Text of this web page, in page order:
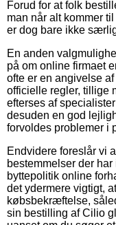
Forud for at folk
man når alt kommer
er dog bare ikke
En anden
på om online firmaet
ofte er en angivelse
officielle regler, tillige
efterses af
desuden en god
forvoldes problemer i
Endvidere foreslår vi
bestemmelser der
byttepolitik online
det ydermere vigtigt,
købsbekræftelse,
sin bestilling af Cilio